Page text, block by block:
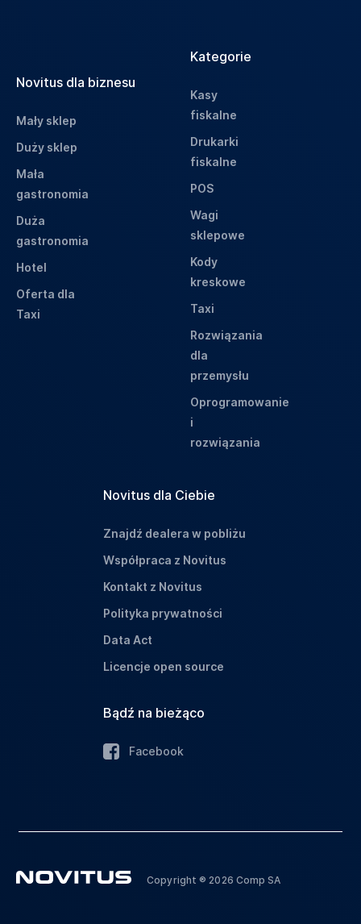
Novitus dla biznesu
Mały sklep
Duży sklep
Mała
gastronomia
Duża
gastronomia
Hotel
Oferta dla
Taxi
Kategorie
Kasy
fiskalne
Drukarki
fiskalne
POS
Wagi
sklepowe
Kody
kreskowe
Taxi
Rozwiązania
dla
przemysłu
Oprogramowanie
i
rozwiązania
Novitus dla Ciebie
Znajdź dealera w pobliżu
Współpraca z Novitus
Kontakt z Novitus
Polityka prywatności
Data Act
Licencje open source
Bądź na bieżąco
Facebook
Copyright ® 2026 Comp SA